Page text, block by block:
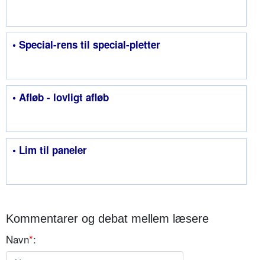
• Special-rens til special-pletter
• Afløb - lovligt afløb
• Lim til paneler
Kommentarer og debat mellem læsere
Navn*: